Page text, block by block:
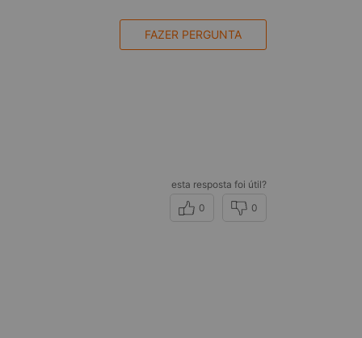
FAZER PERGUNTA
esta resposta foi útil?
0
0